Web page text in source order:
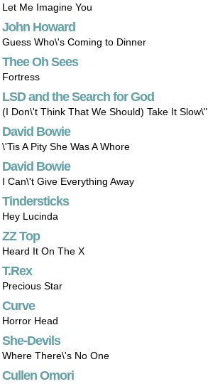
Let Me Imagine You
John Howard
Guess Who\'s Coming to Dinner
Thee Oh Sees
Fortress
LSD and the Search for God
(I Don\'t Think That We Should) Take It Slow\"
David Bowie
\'Tis A Pity She Was A Whore
David Bowie
I Can\'t Give Everything Away
Tindersticks
Hey Lucinda
ZZ Top
Heard It On The X
T.Rex
Precious Star
Curve
Horror Head
She-Devils
Where There\'s No One
Cullen Omori